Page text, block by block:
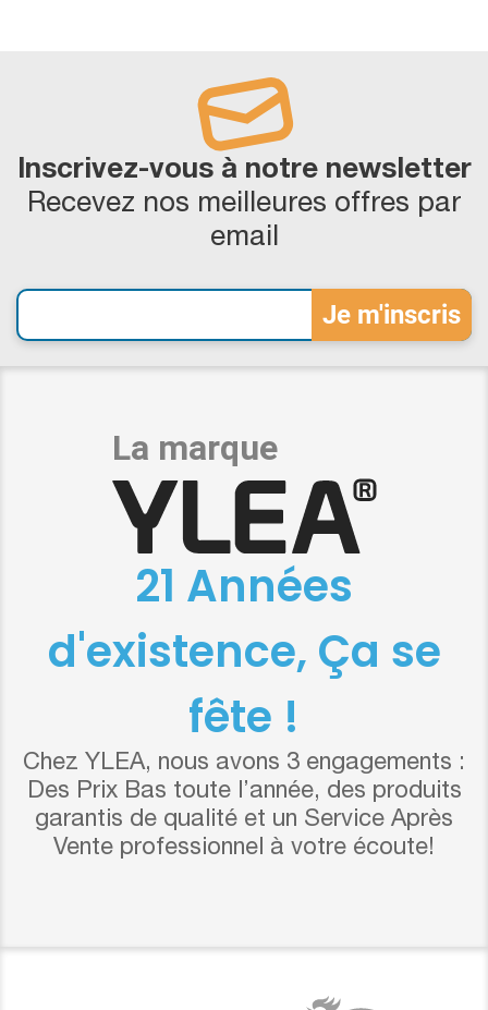
Inscrivez-vous à notre newsletter
Recevez nos meilleures offres par
email
21 Années
d'existence, Ça se
fête !
Chez YLEA, nous avons 3 engagements :
Des Prix Bas toute l’année, des produits
garantis de qualité et un Service Après
Vente professionnel à votre écoute!